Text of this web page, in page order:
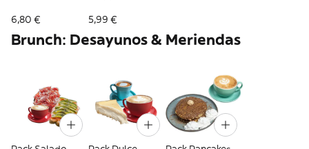
6,80 € 5,99 €
Brunch: Desayunos & Meriendas